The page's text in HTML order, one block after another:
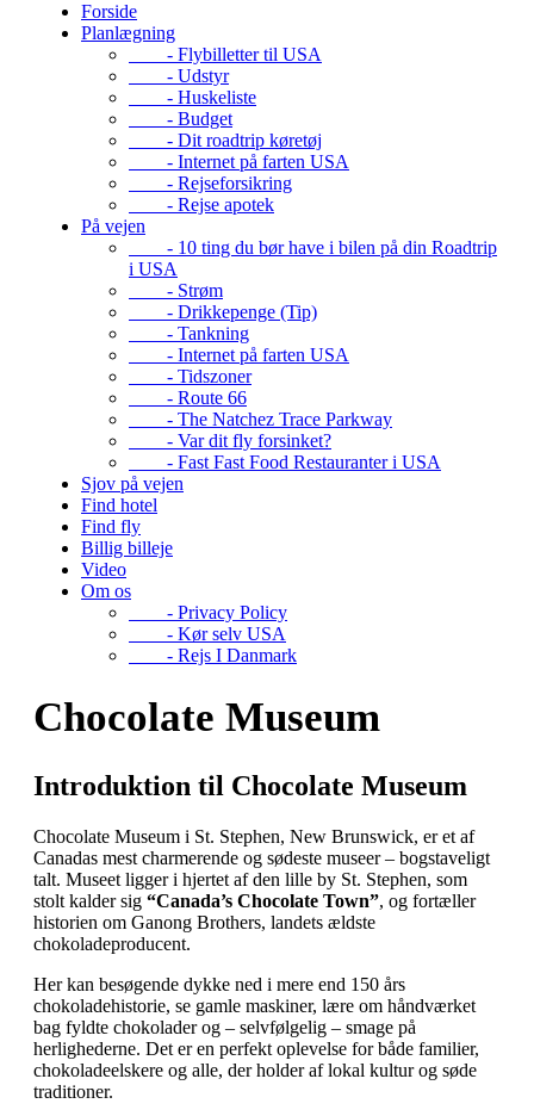
Forside
Planlægning
- Flybilletter til USA
- Udstyr
- Huskeliste
- Budget
- Dit roadtrip køretøj
- Internet på farten USA
- Rejseforsikring
- Rejse apotek
På vejen
- 10 ting du bør have i bilen på din Roadtrip
i USA
- Strøm
- Drikkepenge (Tip)
- Tankning
- Internet på farten USA
- Tidszoner
- Route 66
- The Natchez Trace Parkway
- Var dit fly forsinket?
- Fast Fast Food Restauranter i USA
Sjov på vejen
Find hotel
Find fly
Billig billeje
Video
Om os
- Privacy Policy
- Kør selv USA
- Rejs I Danmark
Chocolate Museum
Introduktion til Chocolate Museum
Chocolate Museum i St. Stephen, New Brunswick, er et af
Canadas mest charmerende og sødeste museer – bogstaveligt
talt. Museet ligger i hjertet af den lille by St. Stephen, som
stolt kalder sig “Canada’s Chocolate Town”, og fortæller
historien om Ganong Brothers, landets ældste
chokoladeproducent.
Her kan besøgende dykke ned i mere end 150 års
chokoladehistorie, se gamle maskiner, lære om håndværket
bag fyldte chokolader og – selvfølgelig – smage på
herlighederne. Det er en perfekt oplevelse for både familier,
chokoladeelskere og alle, der holder af lokal kultur og søde
traditioner.